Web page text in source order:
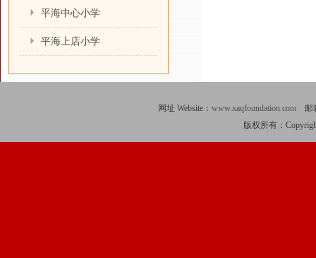
平海中心小学
平海上店小学
网址 Website：www.xaqfoundation.com 邮
版权所有：